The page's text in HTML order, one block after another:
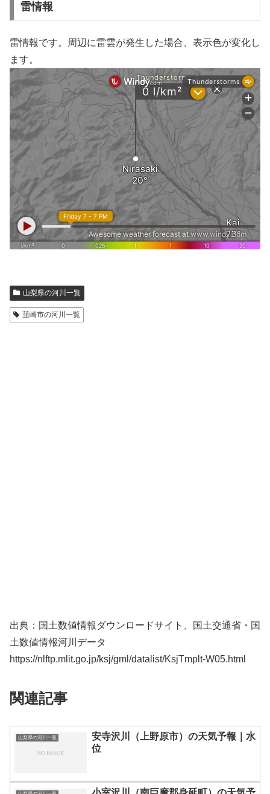
雷情報
雷情報です。周辺に雷雲が発生した場合、表示色が変化し
ます。
山梨県の河川一覧
韮崎市の河川一覧
出典：国土数値情報ダウンロードサイト、国土交通省・国
土数値情報河川データ
https://nlftp.mlit.go.jp/ksj/gml/datalist/KsjTmplt-W05.html
関連記事
山梨県の河川一覧
安寺沢川（上野原市）の天気予報｜水
位